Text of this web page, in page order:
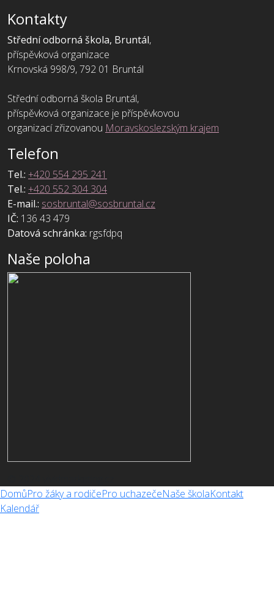
Kontakty
Střední odborná škola, Bruntál,
příspěvková organizace
Krnovská 998/9, 792 01 Bruntál
Střední odborná škola Bruntál,
příspěvková organizace je příspěvkovou
organizací zřizovanou Moravskoslezským krajem
Telefon
Tel.: +420 554 295 241
Tel.: +420 552 304 304
E-mail.: sosbruntal@sosbruntal.cz
IČ: 136 43 479
Datová schránka: rgsfdpq
Naše poloha
DomůPro žáky a rodičePro uchazečeNaše školaKontakt
Kalendář